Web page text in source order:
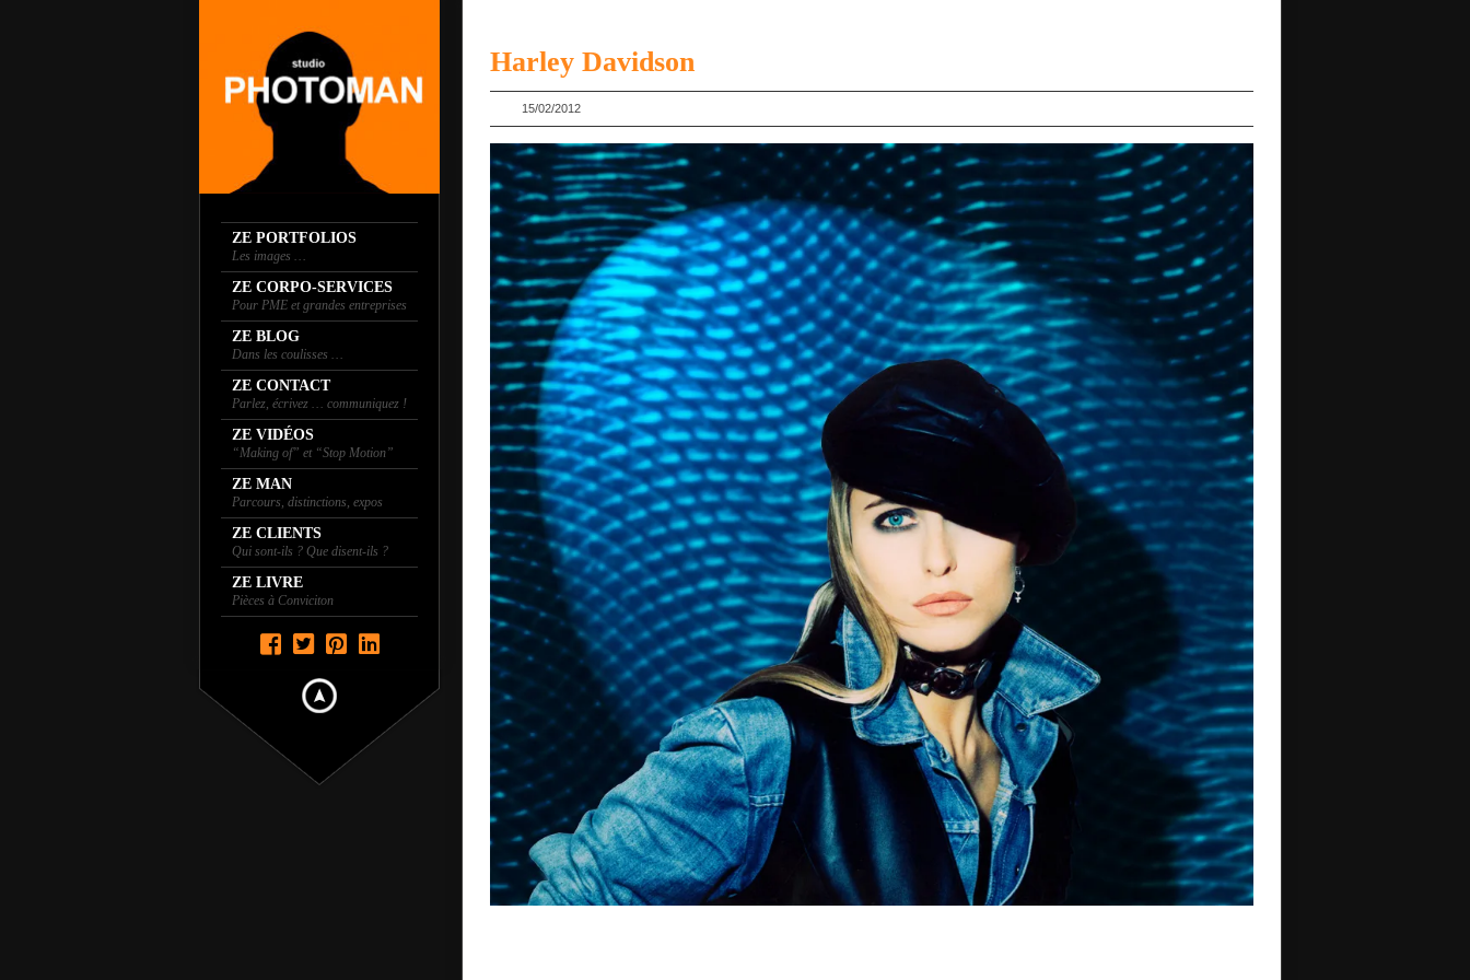
ZE PORTFOLIOS
Les images …
ZE CORPO-SERVICES
Pour PME et grandes entreprises
ZE BLOG
Dans les coulisses …
ZE CONTACT
Parlez, écrivez … communiquez !
ZE VIDÉOS
“Making of” et “Stop Motion”
ZE MAN
Parcours, distinctions, expos
ZE CLIENTS
Qui sont-ils ? Que disent-ils ?
ZE LIVRE
Pièces à Conviciton
Harley Davidson
15/02/2012